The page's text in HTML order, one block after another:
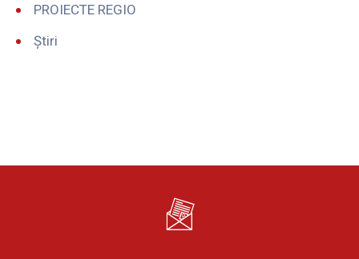
PROIECTE REGIO
Știri